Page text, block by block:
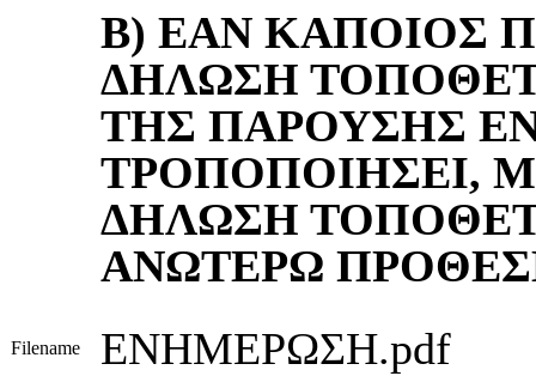
B) ΕΑΝ ΚΑΠΟΙΟΣ
ΔΗΛΩΣΗ
ΤΗΣ ΠΑΡΟΥΣΗΣ
ΤΡΟΠΟΠΟΙΗΣΕΙ,
ΔΗΛΩΣΗ
ΑΝΩΤΕΡΩ
Filename ΕΝΗΜΕΡΩΣΗ.pdf